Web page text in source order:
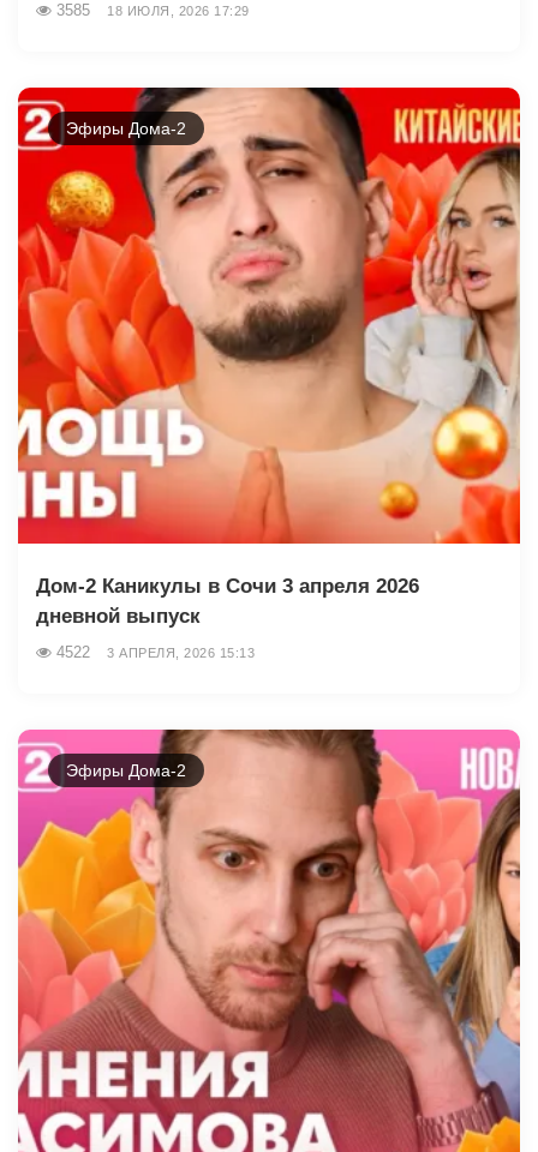
3585 18 ИЮЛЯ, 2026 17:29
Эфиры Дома-2
Дом-2 Каникулы в Сочи 3 апреля 2026
дневной выпуск
4522 3 АПРЕЛЯ, 2026 15:13
Эфиры Дома-2